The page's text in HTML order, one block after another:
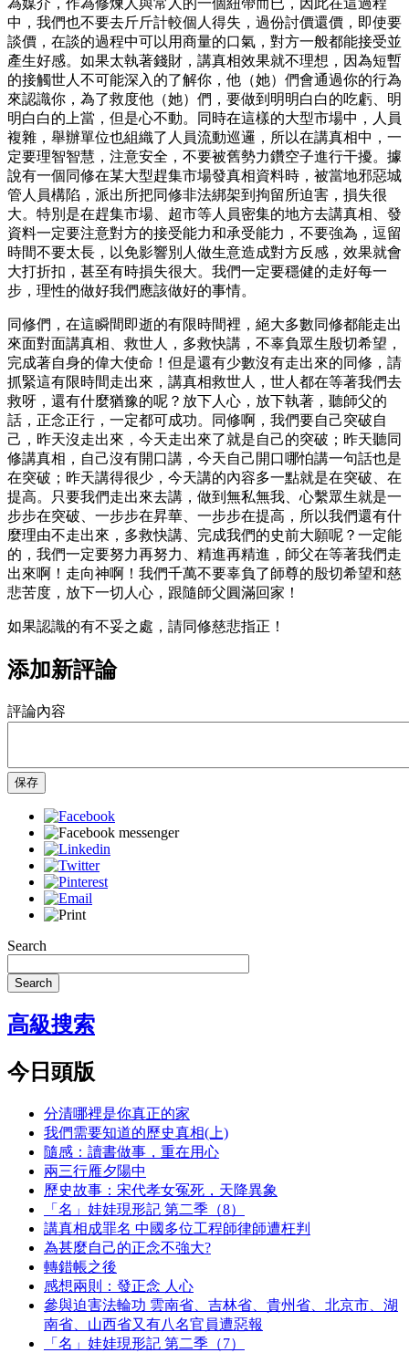
中，我們也不要去斤斤計較個人得失，過份討價還價，即使要
談價，在談的過程中可以用商量的口氣，對方一般都能接受並
產生好感。如果太執著錢財，講真相效果就不理想，因為短暫
的接觸世人不可能深入的了解你，他（她）們會通過你的行為
來認識你，為了救度他（她）們，要做到明明白白的吃虧、明
明白白的上當，但是心不動。同時在這樣的大型市場中，人員
複雜，舉辦單位也組織了人員流動巡邏，所以在講真相中，一
定要理智智慧，注意安全，不要被舊勢力鑽空子進行干擾。據
說有一個同修在某大型趕集市場發真相資料時，被當地邪惡城
管人員構陷，派出所把同修非法綁架到拘留所迫害，損失很
大。特別是在趕集市場、超市等人員密集的地方去講真相、發
資料一定要注意對方的接受能力和承受能力，不要強為，逗留
時間不要太長，以免影響別人做生意造成對方反感，效果就會
大打折扣，甚至有時損失很大。我們一定要穩健的走好每一
步，理性的做好我們應該做好的事情。
同修們，在這瞬間即逝的有限時間裡，絕大多數同修都能走出
來面對面講真相、救世人，多救快講，不辜負眾生殷切希望，
完成著自身的偉大使命！但是還有少數沒有走出來的同修，請
抓緊這有限時間走出來，講真相救世人，世人都在等著我們去
救呀，還有什麼猶豫的呢？放下人心，放下執著，聽師父的
話，正念正行，一定都可成功。同修啊，我們要自己突破自
己，昨天沒走出來，今天走出來了就是自己的突破；昨天聽同
修講真相，自己沒有開口講，今天自己開口哪怕講一句話也是
在突破；昨天講得很少，今天講的內容多一點就是在突破、在
提高。只要我們走出來去講，做到無私無我、心繫眾生就是一
步步在突破、一步步在昇華、一步步在提高，所以我們還有什
麼理由不走出來，多救快講、完成我們的史前大願呢？一定能
的，我們一定要努力再努力、精進再精進，師父在等著我們走
出來啊！走向神啊！我們千萬不要辜負了師尊的殷切希望和慈
悲苦度，放下一切人心，跟隨師父圓滿回家！
如果認識的有不妥之處，請同修慈悲指正！
添加新評論
評論內容
保存
Search
Search
高級搜索
今日頭版
分清哪裡是你真正的家
我們需要知道的歷史真相(上)
隨感：讀書做事，重在用心
兩三行雁夕陽中
歷史故事：宋代孝女冤死，天降異象
「名」娃娃現形記 第二季（8）
講真相成罪名 中國多位工程師律師遭枉判
為甚麼自己的正念不強大?
轉錯帳之後
感想兩則：發正念 人心
參與迫害法輪功 雲南省、吉林省、貴州省、北京市、湖
南省、山西省又有八名官員遭惡報
「名」娃娃現形記 第二季（7）